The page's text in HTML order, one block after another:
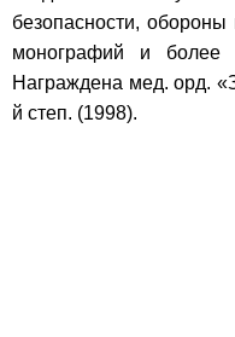
безопасности,
монографий и более
Награждена мед. орд.
й степ. (1998).